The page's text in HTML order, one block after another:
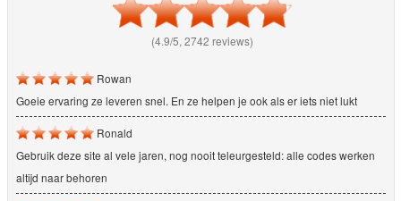
(4.9/5, 2742 reviews)
Rowan
Goeie ervaring ze leveren snel. En ze helpen je ook als er iets niet lukt
Ronald
Gebruik deze site al vele jaren, nog nooit teleurgesteld: alle codes werken
altijd naar behoren